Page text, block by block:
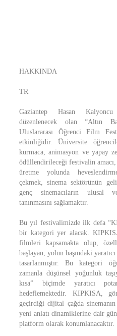
HAKKINDA
TR
Gaziantep Hasan Kalyoncu
düzenlenecek olan “Altın
Uluslararası Öğrenci Film
etkinliğidir. Üniversite
kurmaca, animasyon ve yapay
ödüllendirileceği festivalin
üretme yolunda
çekmek, sinema sektörünün
genç sinemacıların ulusal
tanınmasını sağlamaktır.
Bu yıl festivalimizde ilk defa
bir kategori yer alacak.
filmleri kapsamakta olup,
başlayan, yolun başındaki
tasarlanmıştır. Bu kategori
zamanla düşünsel yoğunluk
kısa” biçimde yaratıcı
hedeflemektedir. KIPKISA,
geçirdiği dijital çağda
yeni anlatı dinamiklerine dair
platform olarak konumlanacaktır.